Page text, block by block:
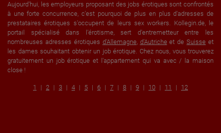
Aujourd'hui, les employeurs proposant des jobs érotiques sont confrontés
à une forte concurrence, c'est pourquoi de plus en plus d'adresses de
prestataires érotiques s'occupent de leurs sex workers. Kollegin.de, le
portail spécialisé dans l'érotisme, sert d'entremetteur entre les
nombreuses adresses érotiques d'Allemagne, d'Autricheet deSuisse et
les dames souhaitant obtenir un job érotique. Chez nous, vous trouverez
gratuitement un job érotique et l'appartement qui va avec / la maison
close !
1 2 3 4 5 6 7 8 9 10 11 12